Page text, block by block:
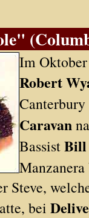
Im
Robert
Caravan
BassistBill
Steve,
bei